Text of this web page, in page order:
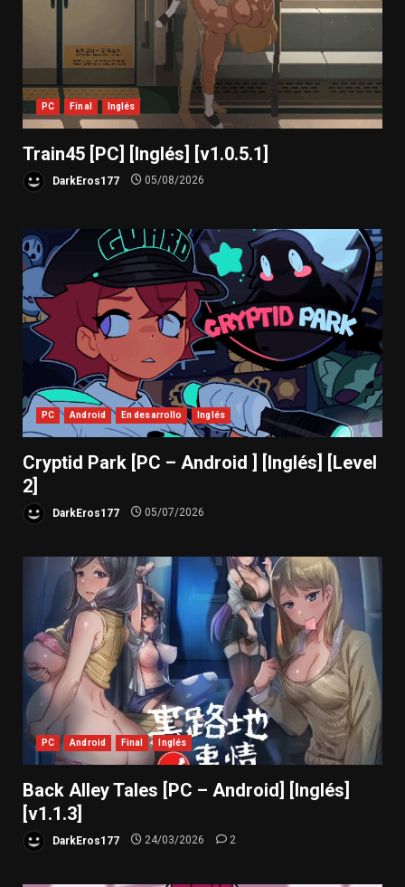
PC Final Inglés
Train45 [PC] [Inglés] [v1.0.5.1]
DarkEros177 05/08/2026
PC Android En desarrollo Inglés
Cryptid Park [PC – Android ] [Inglés] [Level
2]
DarkEros177 05/07/2026
PC Android Final Inglés
Back Alley Tales [PC – Android] [Inglés]
[v1.1.3]
DarkEros177 24/03/2026 2